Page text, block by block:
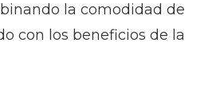
la comodidad de
con los beneficios de la